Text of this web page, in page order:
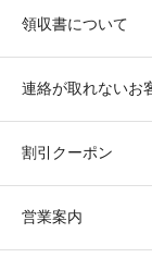
領収書について
連絡が取れないお
割引クーポン
営業案内